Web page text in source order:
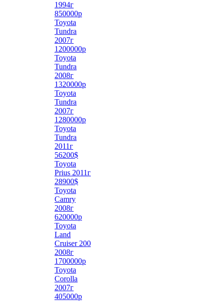
1994г
850000р
Toyota
Tundra
2007г
1200000р
Toyota
Tundra
2008г
1320000р
Toyota
Tundra
2007г
1280000р
Toyota
Tundra
2011г
56200$
Toyota
Prius 2011г
28900$
Toyota
Camry
2008г
620000р
Toyota
Land
Cruiser 200
2008г
1700000р
Toyota
Corolla
2007г
405000р